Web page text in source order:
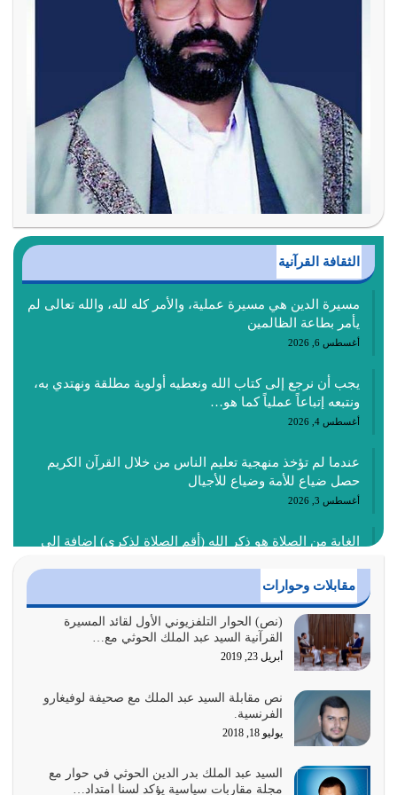
الثقافة القرآنية
مسيرة الدين هي مسيرة عملية، والأمر كله لله، والله تعالى لم
يأمر بطاعة الظالمين
أغسطس 6, 2026
يجب أن نرجع إلى كتاب الله ونعطيه أولوية مطلقة ونهتدي به،
ونتبعه إتباعاً عملياً كما هو…
أغسطس 4, 2026
عندما لم تؤخذ منهجية تعليم الناس من خلال القرآن الكريم
حصل ضياع للأمة وضياع للأجيال
أغسطس 3, 2026
الغاية من الصلاة هو ذكر الله (أقم الصلاة لذكري) إضافة إلى
أغسطس 2, 2026
السبب الرئيسي لشقاء الأمة الابتعاد عن كتاب الله والتعدي
لحدود الله بالإضافات للدين
أغسطس 1, 2026
أبرز أسباب الشقاء هو الإعراض عن ذكر الله وعن هدى الله
المتمثل في القرآن الكريم
يوليو 31, 2026
أولياء الشيطان كلما كانوا أكثر ولاءً وطاعة للشيطان كلما كانوا
مقابلات وحوارات
(نص) الحوار التلفزيوني الأول لقائد المسيرة
القرآنية السيد عبد الملك الحوثي مع…
أبريل 23, 2019
نص مقابلة السيد عبد الملك مع صحيفة لوفيغارو
الفرنسية.
يوليو 18, 2018
السيد عبد الملك بدر الدين الحوثي في حوار مع
مجلة مقاربات سياسية يؤكد لسنا امتداد…